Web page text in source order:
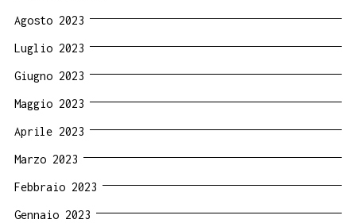
Agosto 2023
Luglio 2023
Giugno 2023
Maggio 2023
Aprile 2023
Marzo 2023
Febbraio 2023
Gennaio 2023